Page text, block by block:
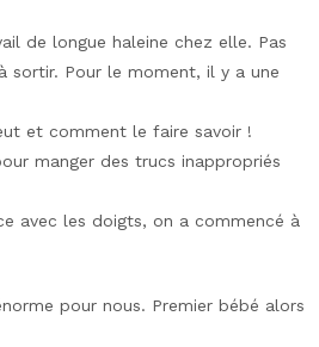
de longue haleine chez elle. Pas
sortir. Pour le moment, il y a une
et comment le faire savoir !
manger des trucs inappropriés
avec les doigts, on a commencé à
pour nous. Premier bébé alors